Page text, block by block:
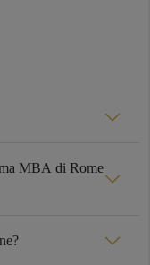
MBA di Rome